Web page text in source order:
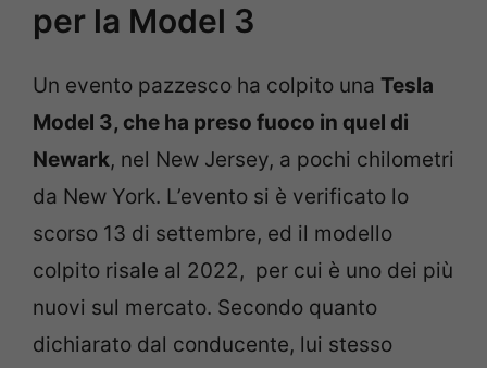
per la Model 3
Un evento pazzesco ha colpito una Tesla
Model 3, che ha preso fuoco in quel di
Newark, nel New Jersey, a pochi chilometri
da New York. L’evento si è verificato lo
scorso 13 di settembre, ed il modello
colpito risale al 2022, per cui è uno dei più
nuovi sul mercato. Secondo quanto
dichiarato dal conducente, lui stesso